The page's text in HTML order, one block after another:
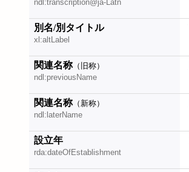
ndl:transcription@ja-Latn
別名/別タイトル
xl:altLabel
関連名称（旧称）
ndl:previousName
関連名称（新称）
ndl:laterName
設立年
rda:dateOfEstablishment